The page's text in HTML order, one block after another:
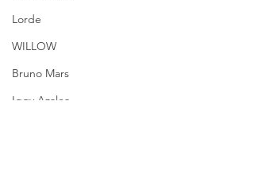
Lorde
WILLOW
Bruno Mars
Iggy Azalea